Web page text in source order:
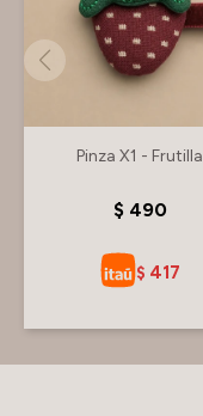
Pinza X1 - Frutilla
$ 490
$ 417